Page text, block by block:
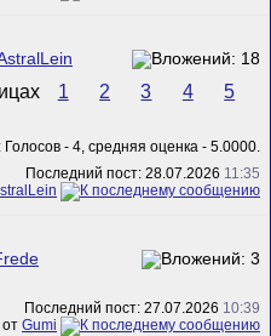
1 2 3 4
5
Последний пост: 28.07.2026 11:35
Последний пост: 27.07.2026 10:39
от Gumi